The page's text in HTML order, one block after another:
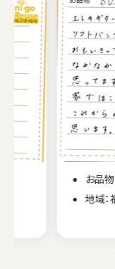
お品物：
地域：福